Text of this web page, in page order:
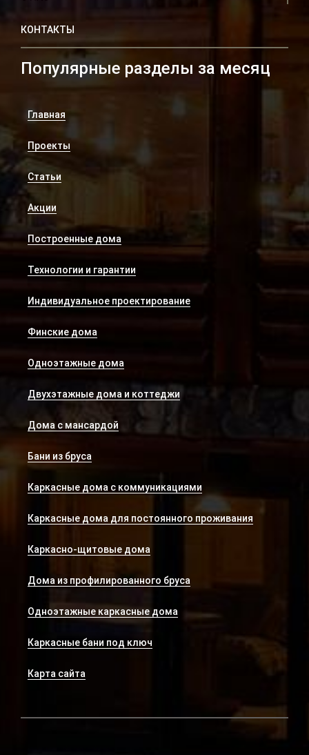
КОНТАКТЫ
Популярные разделы за месяц
Главная
Проекты
Статьи
Акции
Построенные дома
Технологии и гарантии
Индивидуальное проектирование
Финские дома
Одноэтажные дома
Двухэтажные дома и коттеджи
Дома с мансардой
Бани из бруса
Каркасные дома с коммуникациями
Каркасные дома для постоянного проживания
Каркасно-щитовые дома
Дома из профилированного бруса
Одноэтажные каркасные дома
Каркасные бани под ключ
Карта сайта